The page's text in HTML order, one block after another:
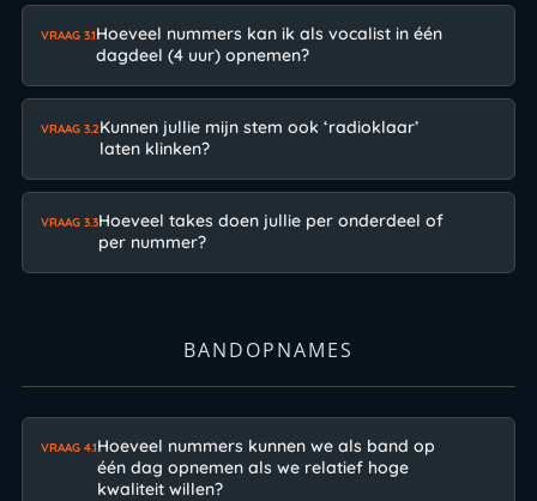
VRAAG 3.1Hoeveel nummers kan ik als vocalist in één
dagdeel (4 uur) opnemen?
VRAAG 3.2Kunnen jullie mijn stem ook ‘radioklaar’
laten klinken?
VRAAG 3.3Hoeveel takes doen jullie per onderdeel of
per nummer?
BANDOPNAMES
VRAAG 4.1Hoeveel nummers kunnen we als band op
één dag opnemen als we relatief hoge
kwaliteit willen?